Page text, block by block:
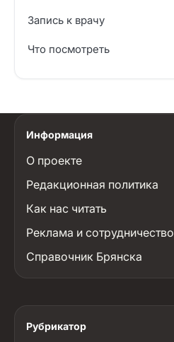
Запись к врачу
Что посмотреть
Информация
О проекте
Редакционная политика
Как нас читать
Реклама и сотрудничество
Справочник Брянска
Рубрикатор